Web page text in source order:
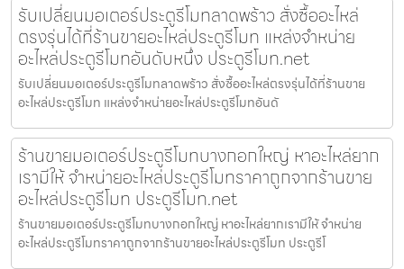
รับเปลี่ยนมอเตอร์ประตูรีโมทลาดพร้าว สั่งซื้ออะไหล่
ตรงรุ่นได้ที่ร้านขายอะไหล่ประตูรีโมท แหล่งจำหน่าย
อะไหล่ประตูรีโมทอันดับหนึ่ง ประตูรีโมท.net
รับเปลี่ยนมอเตอร์ประตูรีโมทลาดพร้าว สั่งซื้ออะไหล่ตรงรุ่นได้ที่ร้านขาย
อะไหล่ประตูรีโมท แหล่งจำหน่ายอะไหล่ประตูรีโมทอันดั
ร้านขายมอเตอร์ประตูรีโมทบางกอกใหญ่ หาอะไหล่ยาก
เรามีให้ จำหน่ายอะไหล่ประตูรีโมทราคาถูกจากร้านขาย
อะไหล่ประตูรีโมท ประตูรีโมท.net
ร้านขายมอเตอร์ประตูรีโมทบางกอกใหญ่ หาอะไหล่ยากเรามีให้ จำหน่าย
อะไหล่ประตูรีโมทราคาถูกจากร้านขายอะไหล่ประตูรีโมท ประตูรีโ